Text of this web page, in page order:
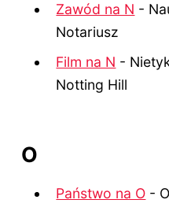
Zawód na N -
Notariusz
Film na N -
Notting Hill
O
Państwo na O -